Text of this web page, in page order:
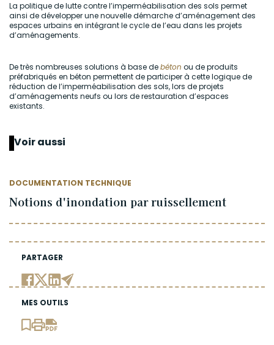
PARTAGER
MES OUTILS
La politique de lutte contre l’imperméabilisation des sols permet
ainsi de développer une nouvelle démarche d’aménagement des
espaces urbains en intégrant le cycle de l’eau dans les projets
d’aménagements.
De très nombreuses solutions à base debéton ou de produits
préfabriqués en béton permettent de participer à cette logique de
réduction de l’imperméabilisation des sols, lors de projets
d’aménagements neufs ou lors de restauration d’espaces
existants.
Voir aussi
DOCUMENTATION TECHNIQUE
Notions d'inondation par ruissellement